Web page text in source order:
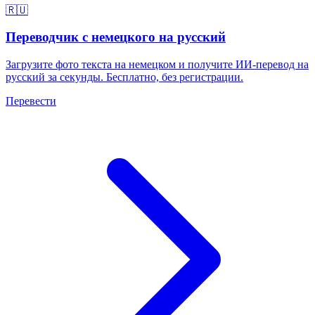
🇷🇺
Переводчик с немецкого на русский
Загрузите фото текста на немецком и получите ИИ-перевод на
русский за секунды. Бесплатно, без регистрации.
Перевести